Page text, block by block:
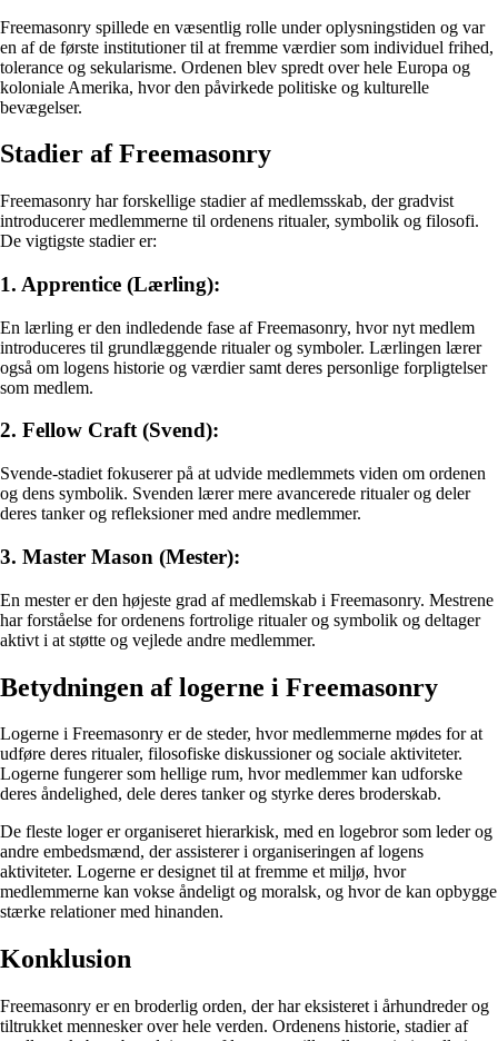
Freemasonry spillede en væsentlig rolle under oplysningstiden og var
en af ​​de første institutioner til at fremme værdier som individuel frihed,
tolerance og sekularisme. Ordenen blev spredt over hele Europa og
koloniale Amerika, hvor den påvirkede politiske og kulturelle
bevægelser.
Stadier af Freemasonry
Freemasonry har forskellige stadier af medlemsskab, der gradvist
introducerer medlemmerne til ordenens ritualer, symbolik og filosofi.
De vigtigste stadier er:
1. Apprentice (Lærling):
En lærling er den indledende fase af Freemasonry, hvor nyt medlem
introduceres til grundlæggende ritualer og symboler. Lærlingen lærer
også om logens historie og værdier samt deres personlige forpligtelser
som medlem.
2. Fellow Craft (Svend):
Svende-stadiet fokuserer på at udvide medlemmets viden om ordenen
og dens symbolik. Svenden lærer mere avancerede ritualer og deler
deres tanker og refleksioner med andre medlemmer.
3. Master Mason (Mester):
En mester er den højeste grad af medlemskab i Freemasonry. Mestrene
har forståelse for ordenens fortrolige ritualer og symbolik og deltager
aktivt i at støtte og vejlede andre medlemmer.
Betydningen af logerne i Freemasonry
Logerne i Freemasonry er de steder, hvor medlemmerne mødes for at
udføre deres ritualer, filosofiske diskussioner og sociale aktiviteter.
Logerne fungerer som hellige rum, hvor medlemmer kan udforske
deres åndelighed, dele deres tanker og styrke deres broderskab.
De fleste loger er organiseret hierarkisk, med en logebror som leder og
andre embedsmænd, der assisterer i organiseringen af ​​logens
aktiviteter. Logerne er designet til at fremme et miljø, hvor
medlemmerne kan vokse åndeligt og moralsk, og hvor de kan opbygge
stærke relationer med hinanden.
Konklusion
Freemasonry er en broderlig orden, der har eksisteret i århundreder og
tiltrukket mennesker over hele verden. Ordenens historie, stadier af